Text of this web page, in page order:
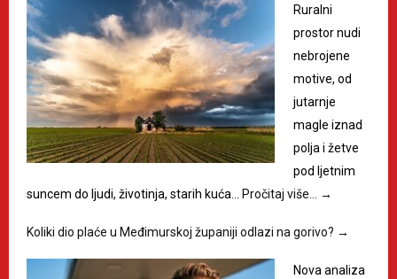
Ruralni
prostor nudi
nebrojene
motive, od
jutarnje
magle iznad
polja i žetve
pod ljetnim
suncem do ljudi, životinja, starih kuća… Pročitaj više… →
Koliki dio plaće u Međimurskoj županiji odlazi na gorivo? →
Nova analiza